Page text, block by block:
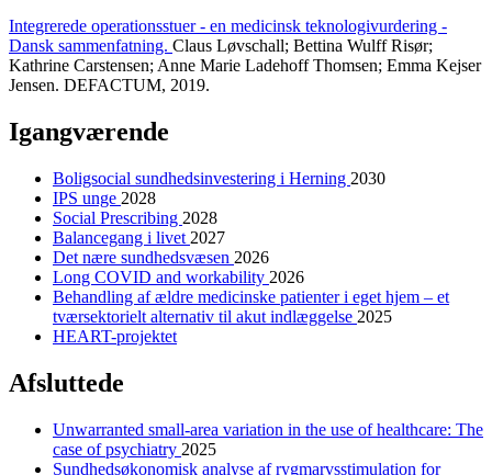
Integrerede operationsstuer - en medicinsk teknologivurdering -
Dansk sammenfatning. Claus Løvschall; Bettina Wulff Risør;
Kathrine Carstensen; Anne Marie Ladehoff Thomsen; Emma Kejser
Jensen. DEFACTUM, 2019.
Igangværende
Boligsocial sundhedsinvestering i Herning 2030
IPS unge 2028
Social Prescribing 2028
Balancegang i livet 2027
Det nære sundhedsvæsen 2026
Long COVID and workability 2026
Behandling af ældre medicinske patienter i eget hjem – et
tværsektorielt alternativ til akut indlæggelse 2025
HEART-projektet
Afsluttede
Unwarranted small-area variation in the use of healthcare: The
case of psychiatry 2025
Sundhedsøkonomisk analyse af rygmarvsstimulation for